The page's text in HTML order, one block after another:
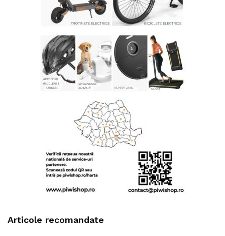
Articole recomandate